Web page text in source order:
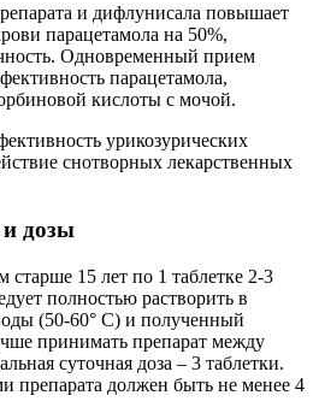
и дифлунисала повышает
парацетамола на 50%,
Одновременный прием
парацетамола,
кислоты с мочой.
урикозурических
снотворных лекарственных
дозы
15 лет по 1 таблетке 2-3
полностью растворить в
(50-60° С) и полученный
принимать препарат между
суточная доза – 3 таблетки.
препарата должен быть не менее 4